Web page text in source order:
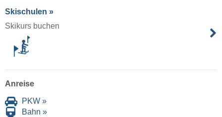
Skischulen »
Skikurs buchen
Anreise
PKW »
Bahn »